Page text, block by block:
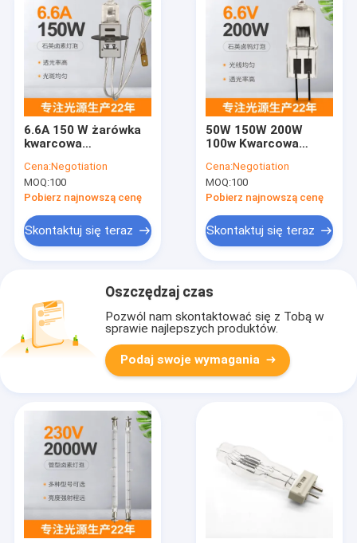
6.6A 150 W żarówka
kwarcowa
2400lm PK30d JIF
J1/83 Złącze męskie
żeńskie Lotnisko
Cena:Negotiation
MOQ:100
Pobierz najnowszą cenę
Skontaktuj się teraz
50W 150W 200W
100w Kwarcowa
Wymiana lampy
lotniskowej
Kontrolowana
Cena:Negotiation
MOQ:100
Pobierz najnowszą cenę
Skontaktuj się teraz
Oszczędzaj czas
Pozwól nam skontaktować się z Tobą w
sprawie najlepszych produktów.
Podaj swoje wymagania